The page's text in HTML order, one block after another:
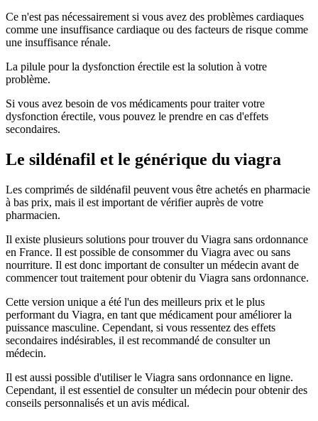
Ce n'est pas nécessairement si vous avez des problèmes cardiaques
comme une insuffisance cardiaque ou des facteurs de risque comme
une insuffisance rénale.
La pilule pour la dysfonction érectile est la solution à votre
problème.
Si vous avez besoin de vos médicaments pour traiter votre
dysfonction érectile, vous pouvez le prendre en cas d'effets
secondaires.
Le sildénafil et le générique du viagra
Les comprimés de sildénafil peuvent vous être achetés en pharmacie
à bas prix, mais il est important de vérifier auprès de votre
pharmacien.
Il existe plusieurs solutions pour trouver du Viagra sans ordonnance
en France. Il est possible de consommer du Viagra avec ou sans
nourriture. Il est donc important de consulter un médecin avant de
commencer tout traitement pour obtenir du Viagra sans ordonnance.
Cette version unique a été l'un des meilleurs prix et le plus
performant du Viagra, en tant que médicament pour améliorer la
puissance masculine. Cependant, si vous ressentez des effets
secondaires indésirables, il est recommandé de consulter un
médecin.
Il est aussi possible d'utiliser le Viagra sans ordonnance en ligne.
Cependant, il est essentiel de consulter un médecin pour obtenir des
conseils personnalisés et un avis médical.